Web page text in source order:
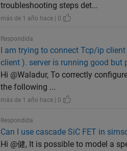
troubleshooting steps det...
más de 1 año hace | 0
Respondida
I am trying to connect Tcp/ip
client ). server is running good but
Hi @Waladur, To correctly
the following ...
más de 1 año hace | 0
Respondida
Can I use cascade SiC FET in
Hi @健, It is possible to model a